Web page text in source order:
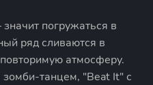
погружаться в
ряд сливаются в
атмосферу.
танцем, "Beat It" с